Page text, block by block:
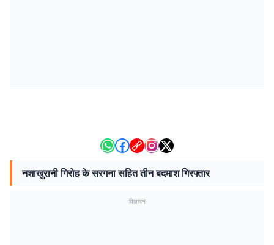
नशाखुरानी गिरोह के सरगना सहित तीन बदमाश गिरफ्तार
विज्ञापन